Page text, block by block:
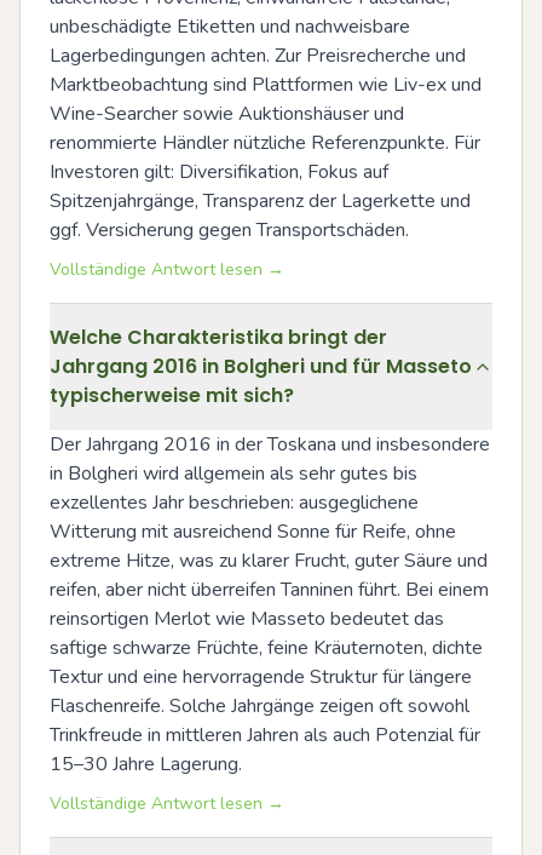
unbeschädigte Etiketten und nachweisbare
Lagerbedingungen achten. Zur Preisrecherche und
Marktbeobachtung sind Plattformen wie Liv-ex und
Wine-Searcher sowie Auktionshäuser und
renommierte Händler nützliche Referenzpunkte. Für
Investoren gilt: Diversifikation, Fokus auf
Spitzenjahrgänge, Transparenz der Lagerkette und
ggf. Versicherung gegen Transportschäden.
Vollständige Antwort lesen →
Welche Charakteristika bringt der
Jahrgang 2016 in Bolgheri und für Masseto
typischerweise mit sich?
Der Jahrgang 2016 in der Toskana und insbesondere
in Bolgheri wird allgemein als sehr gutes bis
exzellentes Jahr beschrieben: ausgeglichene
Witterung mit ausreichend Sonne für Reife, ohne
extreme Hitze, was zu klarer Frucht, guter Säure und
reifen, aber nicht überreifen Tanninen führt. Bei einem
reinsortigen Merlot wie Masseto bedeutet das
saftige schwarze Früchte, feine Kräuternoten, dichte
Textur und eine hervorragende Struktur für längere
Flaschenreife. Solche Jahrgänge zeigen oft sowohl
Trinkfreude in mittleren Jahren als auch Potenzial für
15–30 Jahre Lagerung.
Vollständige Antwort lesen →